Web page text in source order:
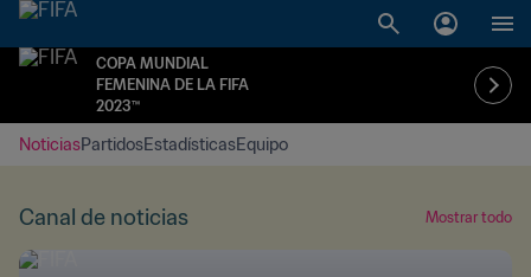
COPA MUNDIAL
FEMENINA DE LA FIFA
2023™
NoticiasPartidosEstadísticasEquipo
Canal de noticias Mostrar todo